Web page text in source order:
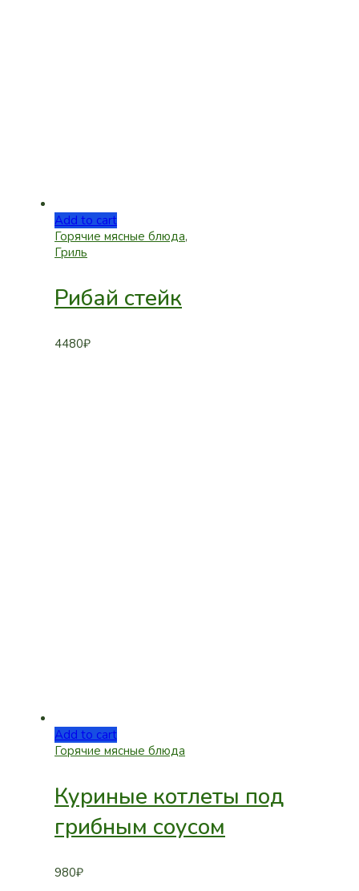
Add to cart
Горячие мясные блюда,
Гриль
Рибай стейк
4480₽
Add to cart
Горячие мясные блюда
Куриные котлеты под
грибным соусом
980₽